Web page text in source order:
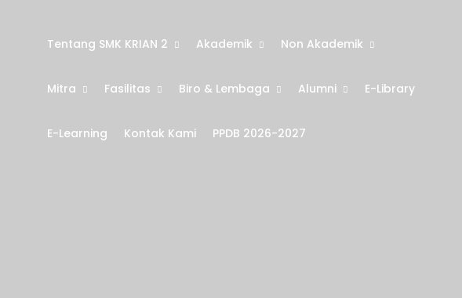
Tentang SMK KRIAN 2 Akademik Non Akademik
Mitra Fasilitas Biro & Lembaga Alumni E-Library
E-Learning Kontak Kami PPDB 2026-2027